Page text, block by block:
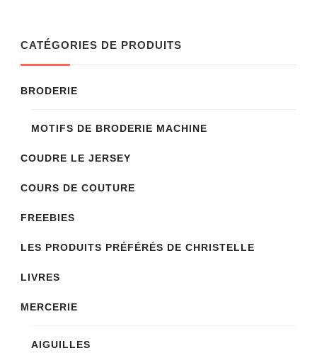
CATÉGORIES DE PRODUITS
BRODERIE
MOTIFS DE BRODERIE MACHINE
COUDRE LE JERSEY
COURS DE COUTURE
FREEBIES
LES PRODUITS PRÉFÉRÉS DE CHRISTELLE
LIVRES
MERCERIE
AIGUILLES